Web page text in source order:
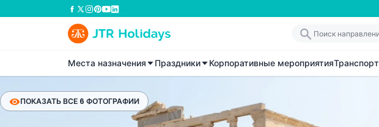
Места назначения Праздники Корпоративные мероприятияТранспорт
ПОКАЗАТЬ ВСЕ 6 ФОТОГРАФИИ